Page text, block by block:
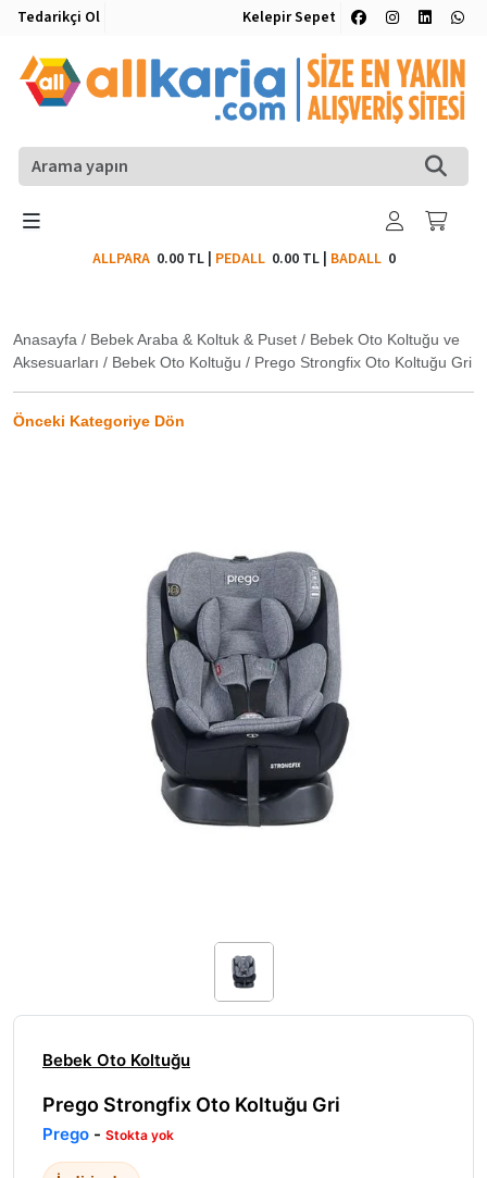
Tedarikçi Ol Kelepir Sepet
ALLPARA 0.00 TL| PEDALL 0.00 TL| BADALL0
Anasayfa / Bebek Araba & Koltuk & Puset / Bebek Oto Koltuğu ve
Aksesuarları / Bebek Oto Koltuğu / Prego Strongfix Oto Koltuğu Gri
Önceki Kategoriye Dön
Bebek Oto Koltuğu
Prego Strongfix Oto Koltuğu Gri
Prego - Stokta yok